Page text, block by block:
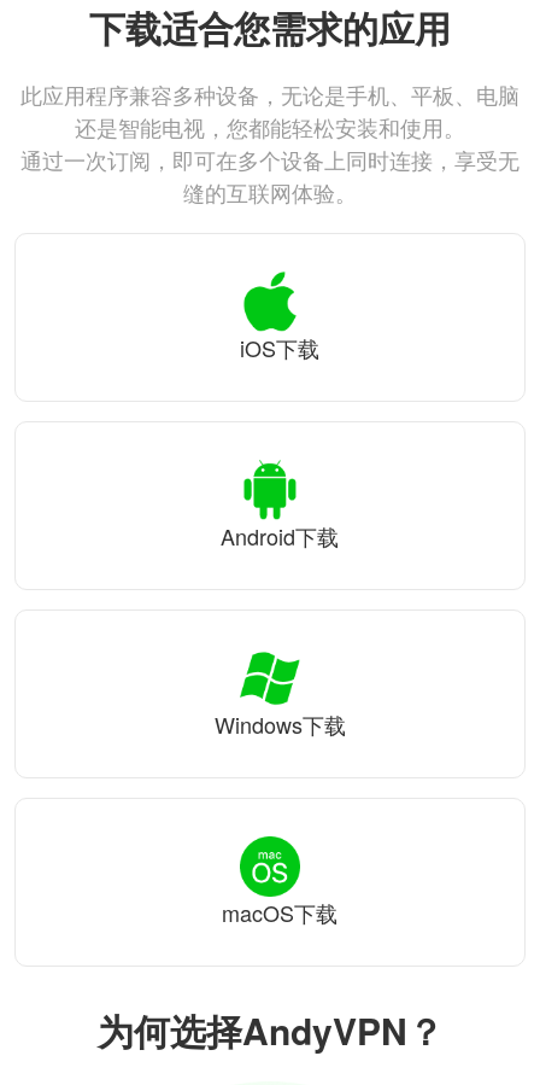
为何选择AndyVPN？
下载适合您需求的应用
此应用程序兼容多种设备，无论是手机、平板、电脑
还是智能电视，您都能轻松安装和使用。
通过一次订阅，即可在多个设备上同时连接，享受无
缝的互联网体验。
iOS下载
Android下载
Windows下载
macOS下载